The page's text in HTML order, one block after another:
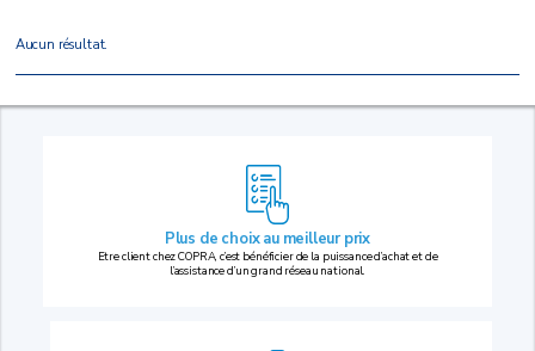
Aucun résultat.
Plus de choix au meilleur prix
Etre client chez COPRA, c’est bénéficier de la puissance d’achat et de
l’assistance d’un grand réseau national.